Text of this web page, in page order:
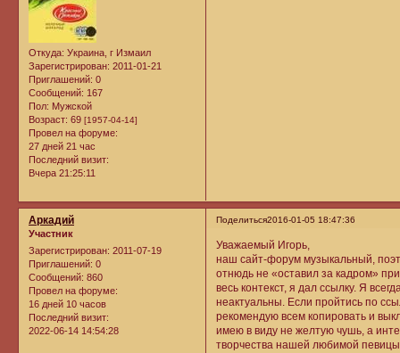
Откуда: Украина, г Измаил
Зарегистрирован: 2011-01-21
Приглашений: 0
Сообщений: 167
Пол: Мужской
Возраст: 69 [1957-04-14]
Провел на форуме:
27 дней 21 час
Последний визит:
Вчера 21:25:11
Поделиться2016-01-05 18:47:36
Аркадий
Участник
Зарегистрирован: 2011-07-19
Приглашений: 0
Сообщений: 860
Провел на форуме:
16 дней 10 часов
Последний визит:
2022-06-14 14:54:28
Уважаемый Игорь,
наш сайт-форум музыкальный,
отнюдь не «оставил за кадром»
весь контекст, я дал ссылку. Я
неактуальны. Если пройтись по
рекомендую всем копировать и
имею в виду не желтую чушь, а
творчества нашей любимой